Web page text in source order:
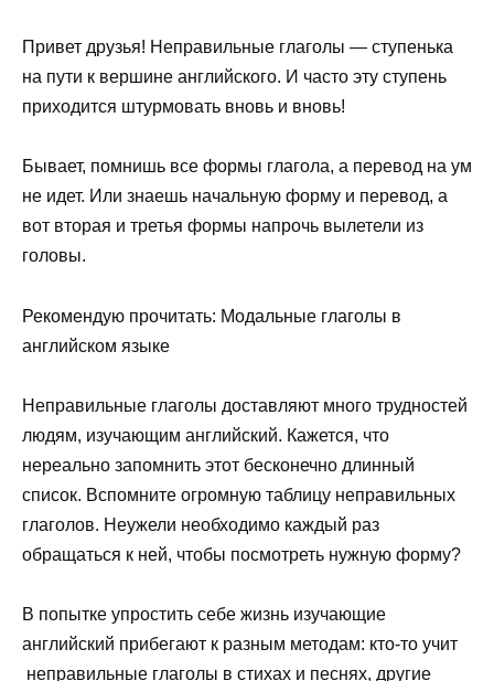
Привет друзья! Неправильные глаголы — ступенька
на пути к вершине английского. И часто эту ступень
приходится штурмовать вновь и вновь!
Бывает, помнишь все формы глагола, а перевод на ум
не идет. Или знаешь начальную форму и перевод, а
вот вторая и третья формы напрочь вылетели из
головы.
Рекомендую прочитать: Модальные глаголы в
английском языке
Неправильные глаголы доставляют много трудностей
людям, изучающим английский. Кажется, что
нереально запомнить этот бесконечно длинный
список. Вспомните огромную таблицу неправильных
глаголов. Неужели необходимо каждый раз
обращаться к ней, чтобы посмотреть нужную форму?
В попытке упростить себе жизнь изучающие
английский прибегают к разным методам: кто-то учит
неправильные глаголы в стихах и песнях, другие